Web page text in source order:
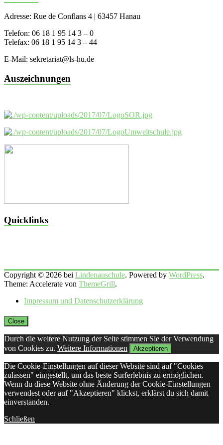
Adresse: Rue de Conflans 4 | 63457 Hanau
Telefon: 06 18 1 95 14 3 – 0
Telefax: 06 18 1 95 14 3 – 44
E-Mail: sekretariat@ls-hu.de
Auszeichnungen
Quicklinks
Copyright © 2026 bei Lindenauschule. Powered by WordPress.
Theme: Accelerate von ThemeGrill.
Impressum und Datenschutzerklärung
Close
Durch die weitere Nutzung der Seite stimmen Sie der Verwendung
von Cookies zu. Weitere Informationen Akzeptieren
Die Cookie-Einstellungen auf dieser Website sind auf "Cookies
zulassen" eingestellt, um das beste Surferlebnis zu ermöglichen.
Wenn du diese Website ohne Änderung der Cookie-Einstellungen
verwendest oder auf "Akzeptieren" klickst, erklärst du sich damit
einverstanden.
Schließen